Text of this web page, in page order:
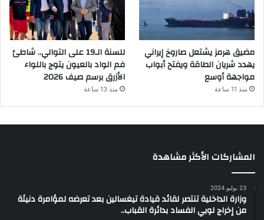
مضيق هرمز يشتعل صاروخ إيراني
يهدد شريان الطاقة ويفتح أبواب
مواجهة أوسع
منذ 11 ساعة
للسنة الـ19 على التوالي.. شاطئ
فم الواد بالعيون يتوج باللواء
الأزرق برسم صيف 2026
منذ 13 ساعة
المشاركات الأكثر مشاهدة
23 يوليو 2024
وزارة الداخلية تنتصر لقائد قيادة تيغسالين بعد تعرضه لمؤامرة دنيئة
من إخراج لوبي الفساد بدائرة القباب..